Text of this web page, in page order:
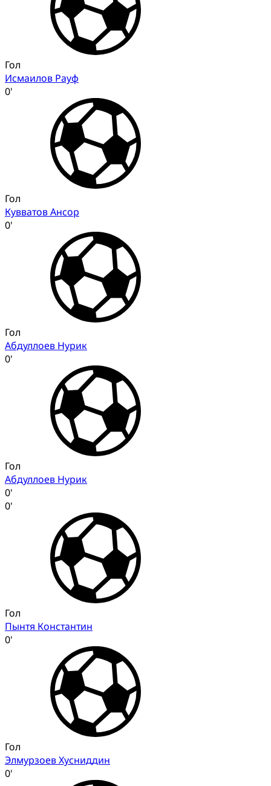
Гол
Исмаилов Рауф
0'
Гол
Кувватов Ансор
0'
Гол
Абдуллоев Нурик
0'
Гол
Абдуллоев Нурик
0'
0'
Гол
Пынтя Константин
0'
Гол
Элмурзоев Хусниддин
0'